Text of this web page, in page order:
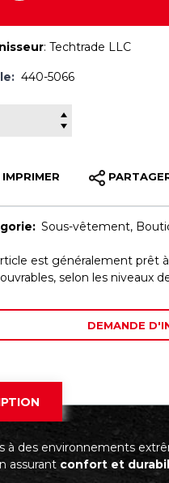
:Techtrade LLC
440-5066
IMPRIMER
Sous-vêtement,
est généralement prêt
selon les niveaux
DEMANDE
à des environnements
assurant confort et